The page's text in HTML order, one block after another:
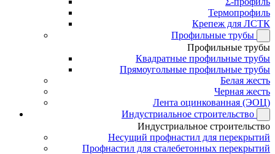
Термопрофиль
Крепеж для ЛСТК
Профильные трубы
Профильные трубы
Квадратные профильные трубы
Прямоугольные профильные трубы
Белая жесть
Черная жесть
Лента оцинкованная (ЭОЦ)
Индустриальное строительство
Индустриальное строительство
Несущий профнастил для перекрытий
Профнастил для сталебетонных перекрытий